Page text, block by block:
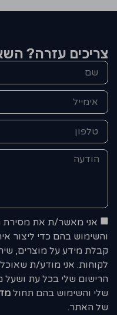
צריכים עזרה?
אני מאשר/ת את מסירת
והשימוש בהם כדי ליצור
קבלת מידע על מוצרים,
לקוחות. אני מודע/ת
הרישום שלי בכל עת ושעל
שלי והשימוש בהם תחול
של האתר.